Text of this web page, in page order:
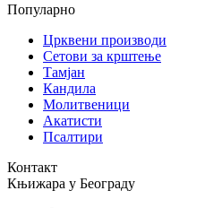
Популарно
Црквени производи
Сетови за крштење
Тамјан
Кандила
Молитвеници
Акатисти
Псалтири
Контакт
Књижара у Београду